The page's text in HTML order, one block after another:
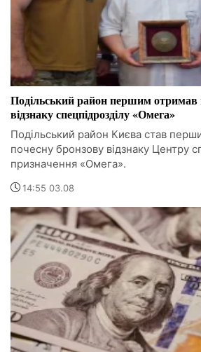
Подільський район першим отримав
відзнаку спецпідрозділу «Омега»
Подільський район Києва став
почесну бронзову відзнаку Центру
призначення «Омега».
14:55 03.08